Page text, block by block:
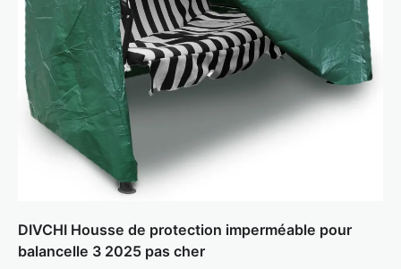
DIVCHI Housse de protection imperméable pour
balancelle 3 2025 pas cher